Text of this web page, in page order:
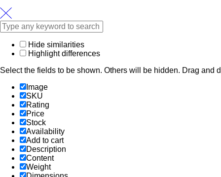
Hide similarities
Highlight differences
Select the fields to be shown. Others will be hidden. Drag and
Image
SKU
Rating
Price
Stock
Availability
Add to cart
Description
Content
Weight